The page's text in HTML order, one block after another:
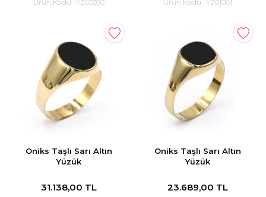
Ürün Kodu : YZ03380 Ürün Kodu : YZ01061
Oniks Taşlı Sarı Altın
Yüzük
31.138,00 TL
Oniks Taşlı Sarı Altın
Yüzük
23.689,00 TL